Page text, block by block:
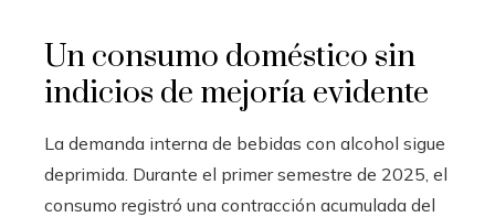
Un consumo doméstico sin
indicios de mejoría evidente
La demanda interna de bebidas con alcohol sigue
deprimida. Durante el primer semestre de 2025, el
consumo registró una contracción acumulada del